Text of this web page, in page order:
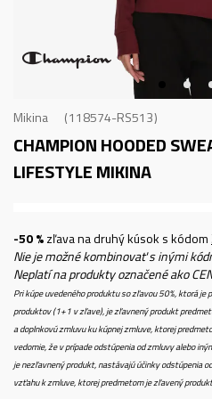
Mikina 118574-RS513
CHAMPION HOODED
LIFESTYLE MIKINA
-50 %zľava na druhý kúsok s kódom
Nie je možné kombinovať s inými
Neplatí na produkty označené ako
Pri kúpe uvedeného produktu so zľavou 50%, ktorá
produktov (1+1 v zľave), je zľavnený produkt
a doplnkovú zmluvu ku kúpnej zmluve, ktorej
vedomie, že v prípade odstúpenia od zmluvy alebo
je nezľavnený produkt, nastávajú účinky odstúpenia
vzťahu k zmluve, ktorej predmetom je zľavený